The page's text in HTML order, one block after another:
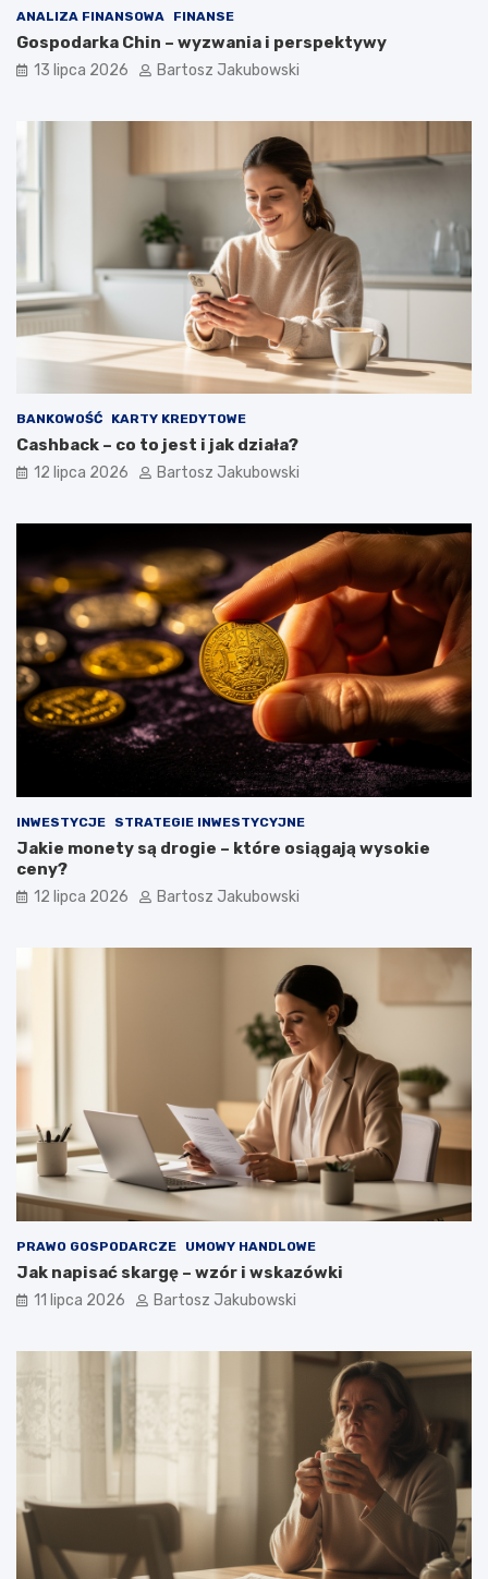
ANALIZA FINANSOWA FINANSE
Gospodarka Chin – wyzwania i perspektywy
13 lipca 2026 Bartosz Jakubowski
BANKOWOŚĆ KARTY KREDYTOWE
Cashback – co to jest i jak działa?
12 lipca 2026 Bartosz Jakubowski
INWESTYCJE STRATEGIE INWESTYCYJNE
Jakie monety są drogie – które osiągają wysokie
ceny?
12 lipca 2026 Bartosz Jakubowski
PRAWO GOSPODARCZE UMOWY HANDLOWE
Jak napisać skargę – wzór i wskazówki
11 lipca 2026 Bartosz Jakubowski